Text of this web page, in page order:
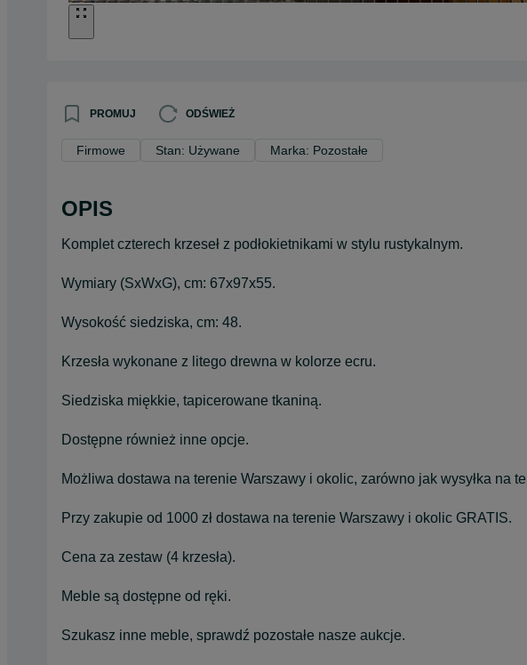
PROMUJ ODŚWIEŻ
Firmowe Stan: Używane Marka: Pozostałe
OPIS
Komplet czterech krzeseł z podłokietnikami w stylu rustykalnym.
Wymiary (SxWxG), cm: 67x97x55.
Wysokość siedziska, cm: 48.
Krzesła wykonane z litego drewna w kolorze ecru.
Siedziska miękkie, tapicerowane tkaniną.
Dostępne również inne opcje.
Możliwa dostawa na terenie Warszawy i okolic, zarówno jak wysyłka na
Przy zakupie od 1000 zł dostawa na terenie Warszawy i okolic GRATIS.
Cena za zestaw (4 krzesła).
Meble są dostępne od ręki.
Szukasz inne meble, sprawdź pozostałe nasze aukcje.